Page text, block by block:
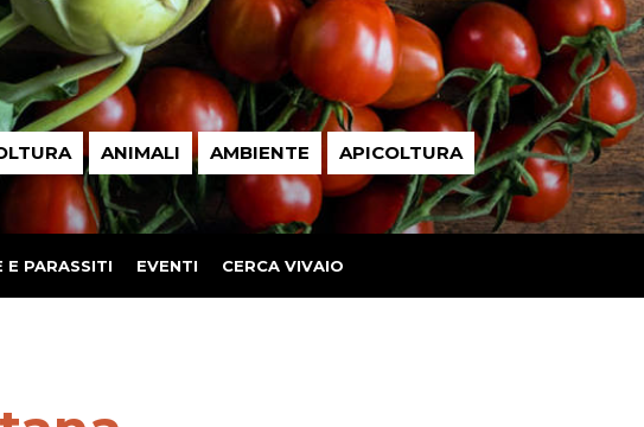
ANIMALI AMBIENTE APICOLTURA
E PARASSITI EVENTI CERCA VIVAIO